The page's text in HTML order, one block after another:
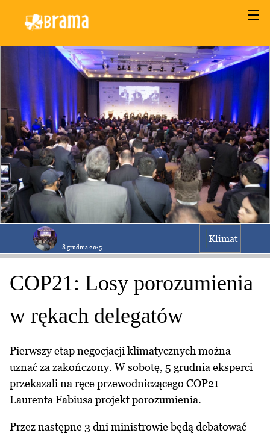
☰
8 grudnia 2015
Klimat
COP21: Losy porozumienia
w rękach delegatów
Pierwszy etap negocjacji klimatycznych można
uznać za zakończony. W sobotę, 5 grudnia eksperci
przekazali na ręce przewodniczącego COP21
Laurenta Fabiusa projekt porozumienia.
Przez następne 3 dni ministrowie będą debatować